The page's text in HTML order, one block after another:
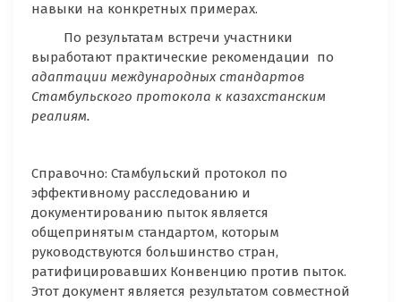
навыки на конкретных примерах.
По результатам встречи участники
выработают практические рекомендации по
адаптации международных стандартов
Стамбульского протокола к казахстанским
реалиям.
Справочно: Стамбульский протокол по
эффективному расследованию и
документированию пыток является
общепринятым стандартом, которым
руководствуются большинство стран,
ратифицировавших Конвенцию против пыток.
Этот документ является результатом совместной